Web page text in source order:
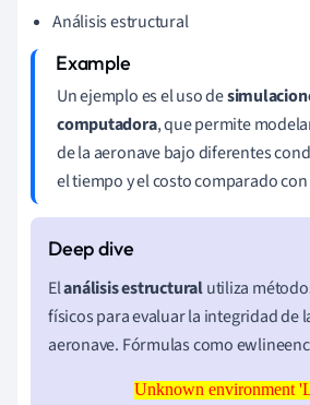
Análisis estructural
Un ejemplo es el uso de
computadora, que permite
de la aeronave bajo diferentes
el tiempo y el costo comparado
Elanálisis estructuralutiliza
físicos para evaluar la integridad de
aeronave. Fórmulas como
Unknown environment
Unknown environment